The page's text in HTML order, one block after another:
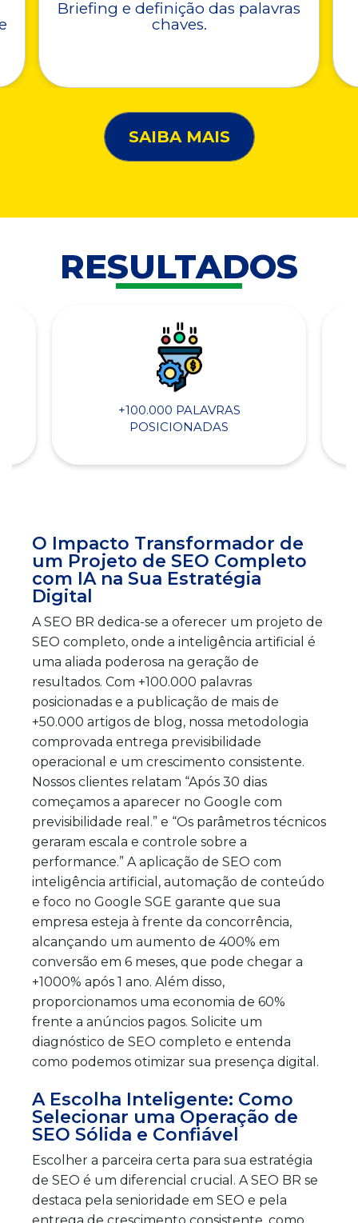
Briefing e definição das palavras
chaves.
SAIBA MAIS
RESULTADOS
+100.000 PALAVRAS
POSICIONADAS
O Impacto Transformador de
um Projeto de SEO Completo
com IA na Sua Estratégia
Digital
A SEO BR dedica-se a oferecer um projeto de
SEO completo, onde a inteligência artificial é
uma aliada poderosa na geração de
resultados. Com +100.000 palavras
posicionadas e a publicação de mais de
+50.000 artigos de blog, nossa metodologia
comprovada entrega previsibilidade
operacional e um crescimento consistente.
Nossos clientes relatam “Após 30 dias
começamos a aparecer no Google com
previsibilidade real.” e “Os parâmetros técnicos
geraram escala e controle sobre a
performance.” A aplicação de SEO com
inteligência artificial, automação de conteúdo
e foco no Google SGE garante que sua
empresa esteja à frente da concorrência,
alcançando um aumento de 400% em
conversão em 6 meses, que pode chegar a
+1000% após 1 ano. Além disso,
proporcionamos uma economia de 60%
frente a anúncios pagos. Solicite um
diagnóstico de SEO completo e entenda
como podemos otimizar sua presença digital.
A Escolha Inteligente: Como
Selecionar uma Operação de
SEO Sólida e Confiável
Escolher a parceira certa para sua estratégia
de SEO é um diferencial crucial. A SEO BR se
destaca pela senioridade em SEO e pela
entrega de crescimento consistente, como